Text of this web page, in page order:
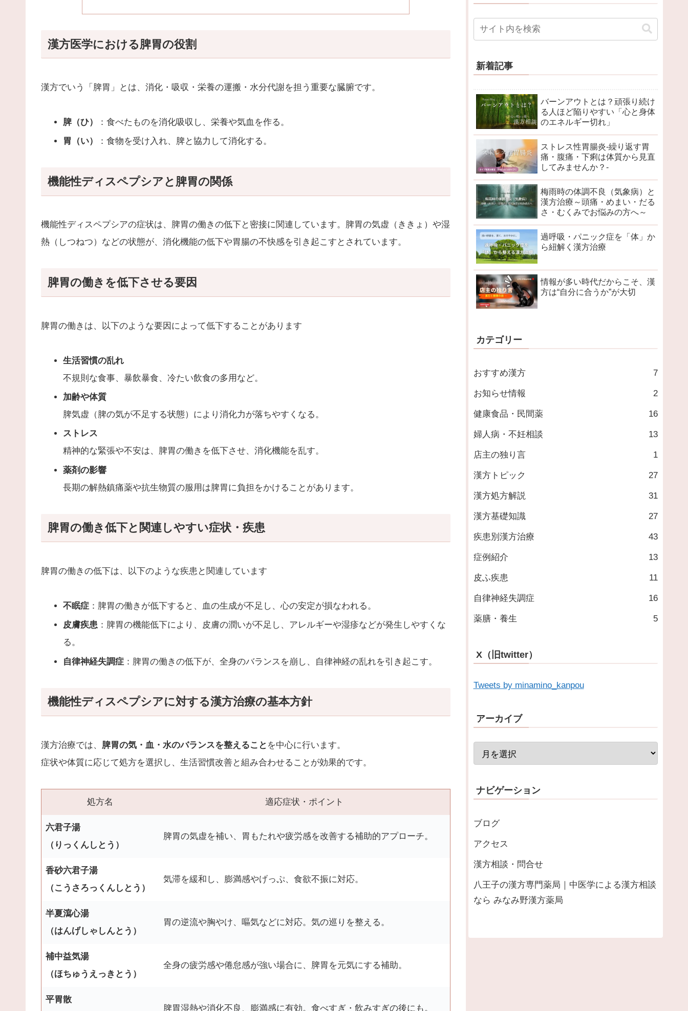
漢方医学における脾胃の役割
漢方でいう「脾胃」とは、消化・吸収・栄養の運搬・水分代謝を担う重要な臓腑です。
脾（ひ）
：食べたものを消化吸収し、栄養や気血を作る。
胃（い）
：食物を受け入れ、脾と協力して消化する。
機能性ディスペプシアと脾胃の関係
機能性ディスペプシアの症状は、脾胃の働きの低下と密接に関連しています。脾胃の気虚（ききょ）や湿
熱（しつねつ）などの状態が、消化機能の低下や胃腸の不快感を引き起こすとされています。
脾胃の働きを低下させる要因
脾胃の働きは、以下のような要因によって低下することがあります
生活習慣の乱れ
不規則な食事、暴飲暴食、冷たい飲食の多用など。
加齢や体質
脾気虚（脾の気が不足する状態）により消化力が落ちやすくなる。
ストレス
精神的な緊張や不安は、脾胃の働きを低下させ、消化機能を乱す。
薬剤の影響
長期の解熱鎮痛薬や抗生物質の服用は脾胃に負担をかけることがあります。
脾胃の働き低下と関連しやすい症状・疾患
脾胃の働きの低下は、以下のような疾患と関連しています
不眠症：脾胃の働きが低下すると、血の生成が不足し、心の安定が損なわれる。
皮膚疾患：脾胃の機能低下により、皮膚の潤いが不足し、アレルギーや湿疹などが発生しやすくな
る。
自律神経失調症：脾胃の働きの低下が、全身のバランスを崩し、自律神経の乱れを引き起こす。
機能性ディスペプシアに対する漢方治療の基本方針
漢方治療では、 脾胃の気・血・水のバランスを整えること を中心に行います。
症状や体質に応じて処方を選択し、生活習慣改善と組み合わせることが効果的です。
処方名 適応症状・ポイント
六君子湯
（りっくんしとう）
脾胃の気虚を補い、胃もたれや疲労感を改善する補助的アプローチ。
香砂六君子湯
（こうさろっくんしとう）
気滞を緩和し、膨満感やげっぷ、食欲不振に対応。
半夏瀉心湯
（はんげしゃしんとう）
胃の逆流や胸やけ、嘔気などに対応。気の巡りを整える。
補中益気湯
（ほちゅうえっきとう）
全身の疲労感や倦怠感が強い場合に、脾胃を元気にする補助。
平胃散
脾胃湿熱や消化不良、膨満感に有効。食べすぎ・飲みすぎの後にも。
新着記事
バーンアウトとは？頑張り続け
る人ほど陥りやすい「心と身体
のエネルギー切れ」
ストレス性胃腸炎-繰り返す胃
痛・腹痛・下痢は体質から見直
してみませんか？-
梅雨時の体調不良（気象病）と
漢方治療～頭痛・めまい・だる
さ・むくみでお悩みの方へ～
過呼吸・パニック症を「体」か
ら紐解く漢方治療
情報が多い時代だからこそ、漢
方は“自分に合うか”が大切
カテゴリー
おすすめ漢方 7
お知らせ情報 2
健康食品・民間薬 16
婦人病・不妊相談 13
店主の独り言 1
漢方トピック 27
漢方処方解説 31
漢方基礎知識 27
疾患別漢方治療 43
症例紹介 13
皮ふ疾患 11
自律神経失調症 16
薬膳・養生 5
X（旧twitter）
Tweets by minamino_kanpou
アーカイブ
ナビゲーション
ブログ
アクセス
漢方相談・問合せ
八王子の漢方専門薬局｜中医学による漢方相談
なら みなみ野漢方薬局